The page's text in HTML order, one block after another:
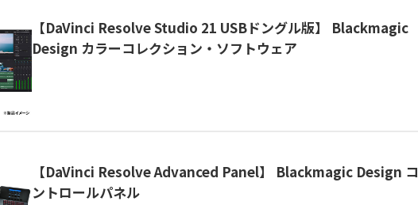
【DaVinci Resolve Studio 21 USBドングル版】 Blackmagic
Design カラーコレクション・ソフトウェア
【DaVinci Resolve Advanced Panel】 Blackmagic Design コ
ントロールパネル